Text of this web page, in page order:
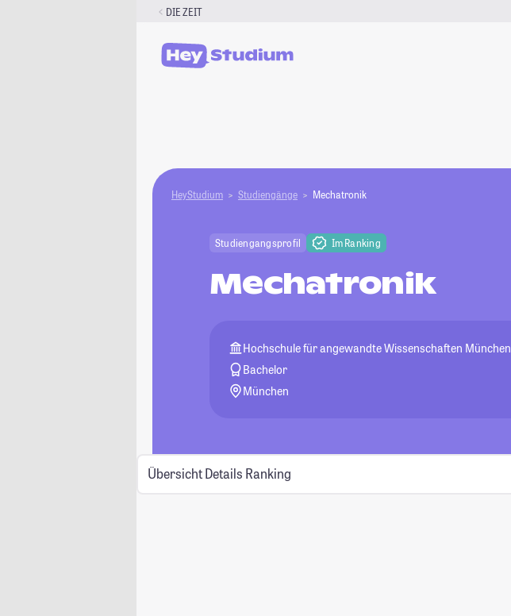
DIE ZEIT
HeyStudium Studiengänge Mechatronik
Studiengangsprofil Im Ranking
Mechatronik
Hochschule für angewandte Wissenschaften München
Bachelor
München
Übersicht Details Ranking